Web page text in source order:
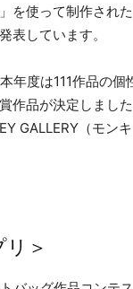
を使って制作され
表しています。
年度は111作品の
作品が決定しまし
GALLERY（モン
リ＞